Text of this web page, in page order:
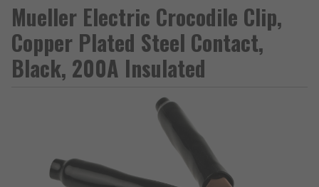
Mueller Electric Crocodile Clip,
Copper Plated Steel Contact,
Black, 200A Insulated